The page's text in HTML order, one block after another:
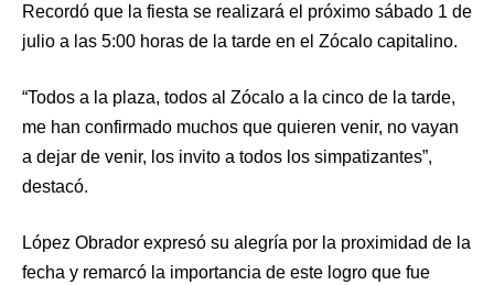
Recordó que la fiesta se realizará el próximo sábado 1 de
julio a las 5:00 horas de la tarde en el Zócalo capitalino.
“Todos a la plaza, todos al Zócalo a la cinco de la tarde,
me han confirmado muchos que quieren venir, no vayan
a dejar de venir, los invito a todos los simpatizantes”,
destacó.
López Obrador expresó su alegría por la proximidad de la
fecha y remarcó la importancia de este logro que fue